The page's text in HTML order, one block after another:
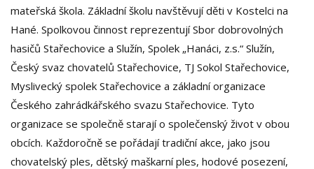
mateřská škola. Základní školu navštěvují děti v Kostelci na
Hané. Spolkovou činnost reprezentují Sbor dobrovolných
hasičů Stařechovice a Služín, Spolek „Hanáci, z.s.“ Služín,
Český svaz chovatelů Stařechovice, TJ Sokol Stařechovice,
Myslivecký spolek Stařechovice a základní organizace
Českého zahrádkářského svazu Stařechovice. Tyto
organizace se společně starají o společenský život v obou
obcích. Každoročně se pořádají tradiční akce, jako jsou
chovatelský ples, dětský maškarní ples, hodové posezení,